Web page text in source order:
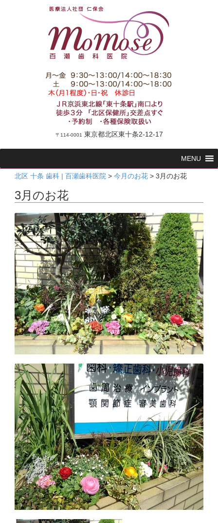
〒114-0001 東京都北区東十条2-12-17
テ
へ
ス
キ
ッ
プ
MENU
北区 十条 歯科 | 百瀬歯科医院 > 今月のお花 > 3月のお花
3月のお花